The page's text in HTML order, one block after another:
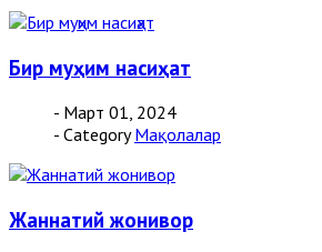
Бир муҳим насиҳат
- Март 01, 2024
- Category Мақолалар
Жаннатий жонивор